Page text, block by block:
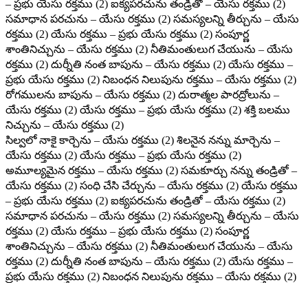
– ప్రభు యేసు రక్తము (2) ఐక్యపరచును తండ్రితో – యేసు రక్తము (2)
సమాధాన పరచును – యేసు రక్తము (2) సమస్యలన్ని తీర్చును – యేసు
రక్తము (2) యేసు రక్తము – ప్రభు యేసు రక్తము (2) సంపూర్ణ
శాంతినిచ్చును – యేసు రక్తము (2) నీతిమంతులుగ చేయును – యేసు
రక్తము (2) దుర్నీతి నంత బాపును – యేసు రక్తము (2) యేసు రక్తము –
ప్రభు యేసు రక్తము (2) నిబంధన నిలుపును రక్తము – యేసు రక్తము (2)
రోగములను బాపును – యేసు రక్తము (2) దురాత్మల పారద్రోలును –
యేసు రక్తము (2) యేసు రక్తము – ప్రభు యేసు రక్తము (2) శక్తి బలము
నిచ్చును – యేసు రక్తము (2)
సిల్వలో నాకై కార్చెను – యేసు రక్తము (2) శిలనైన నన్ను మార్చెను –
యేసు రక్తము (2) యేసు రక్తము – ప్రభు యేసు రక్తము (2)
అమూల్యమైన రక్తము – యేసు రక్తము (2) సమకూర్చు నన్ను తండ్రితో –
యేసు రక్తము (2) సంధి చేసి చేర్చును – యేసు రక్తము (2) యేసు రక్తము
– ప్రభు యేసు రక్తము (2) ఐక్యపరచును తండ్రితో – యేసు రక్తము (2)
సమాధాన పరచును – యేసు రక్తము (2) సమస్యలన్ని తీర్చును – యేసు
రక్తము (2) యేసు రక్తము – ప్రభు యేసు రక్తము (2) సంపూర్ణ
శాంతినిచ్చును – యేసు రక్తము (2) నీతిమంతులుగ చేయును – యేసు
రక్తము (2) దుర్నీతి నంత బాపును – యేసు రక్తము (2) యేసు రక్తము –
ప్రభు యేసు రక్తము (2) నిబంధన నిలుపును రక్తము – యేసు రక్తము (2)